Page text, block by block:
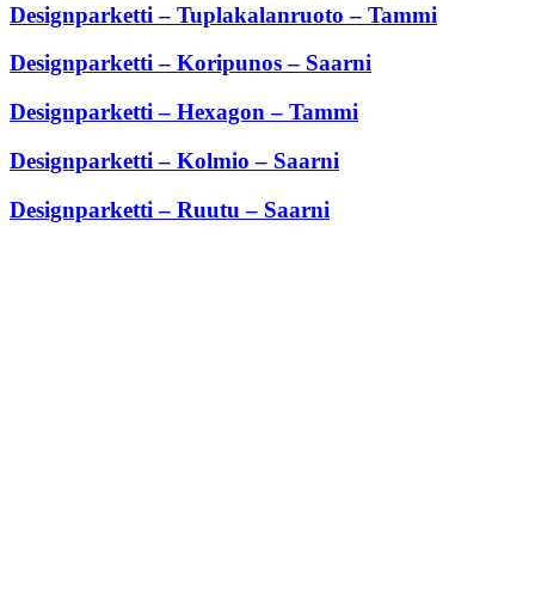
Designparketti – Tuplakalanruoto – Tammi
Designparketti – Koripunos – Saarni
Designparketti – Hexagon – Tammi
Designparketti – Kolmio – Saarni
Designparketti – Ruutu – Saarni